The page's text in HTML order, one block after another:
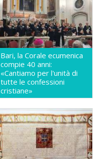
Bari, la Corale ecumenica
compie 40 anni:
«Cantiamo per l'unità di
tutte le confessioni
cristiane»